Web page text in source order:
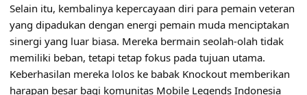
Selain itu, kembalinya kepercayaan diri para pemain veteran
yang dipadukan dengan energi pemain muda menciptakan
sinergi yang luar biasa. Mereka bermain seolah-olah tidak
memiliki beban, tetapi tetap fokus pada tujuan utama.
Keberhasilan mereka lolos ke babak Knockout memberikan
harapan besar bagi komunitas Mobile Legends Indonesia